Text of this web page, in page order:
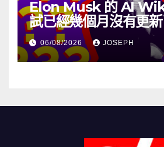
Elon Musk 的 AI
試已經幾個月沒有更
06/08/2026 JOSEPH